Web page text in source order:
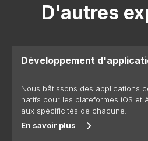
D'autres
Développement
Nous bâtissons des applications
natifs pour les plateformes iOS et
aux spécificités de chacune.
En savoir plus